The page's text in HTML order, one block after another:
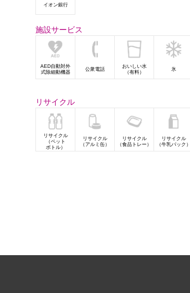
イオン銀行
施設サービス
AED自動対外
式除細動機器
公衆電話
おいしい水
（有料）
氷
リサイクル
リサイクル
（ペット
ボトル）
リサイクル
（アルミ缶）
リサイクル
（食品トレー）
リサイクル
（牛乳パック）